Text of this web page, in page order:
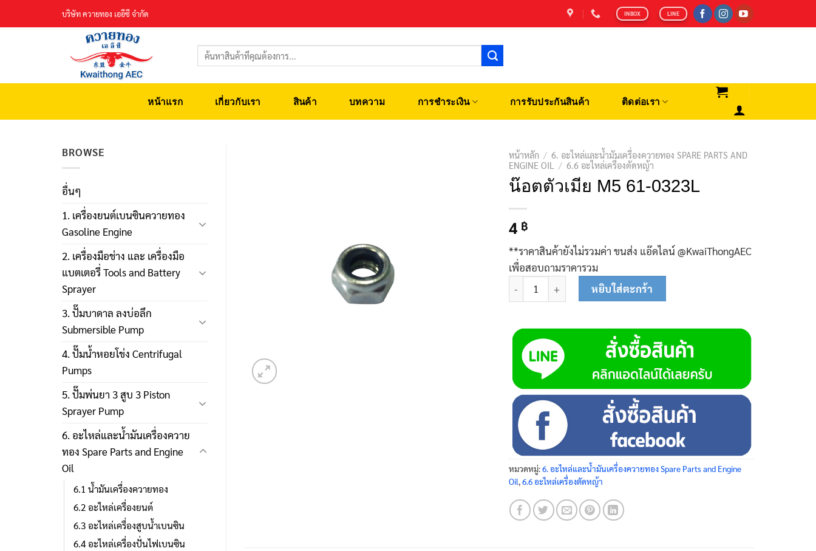
บริษัท ควายทอง เออีซี จำกัด INBOX LINE
ค้นหา:
หน้าแรก เกี่ยวกับเรา สินค้า บทความ การชำระเงิน การรับประกันสินค้า ติดต่อเรา
BROWSE
อื่นๆ
1. เครื่องยนต์เบนซินควายทอง
Gasoline Engine
2. เครื่องมือช่าง และ เครื่องมือ
แบตเตอรี่ Tools and Battery
Sprayer
3. ปั๊มบาดาล ลงบ่อลึก
Submersible Pump
4. ปั๊มน้ำหอยโข่ง Centrifugal
Pumps
5. ปั๊มพ่นยา 3 สูบ 3 Piston
Sprayer Pump
6. อะไหล่และน้ำมันเครื่องควาย
ทอง Spare Parts and Engine
Oil
6.1 น้ำมันเครื่องควายทอง
6.2 อะไหล่เครื่องยนต์
6.3 อะไหล่เครื่องสูบน้ำเบนซิน
6.4 อะไหล่เครื่องปั่นไฟเบนซิน
หน้าหลัก / 6. อะไหล่และน้ำมันเครื่องควายทอง SPARE PARTS AND
ENGINE OIL
/ 6.6 อะไหล่เครื่องตัดหญ้า
น๊อตตัวเมีย M5 61-0323L
4 ฿
**ราคาสินค้ายังไม่รวมค่า ขนส่ง แอ๊ดไลน์ @KwaiThongAEC
เพื่อสอบถามราคารวม
จำนวน น๊อตตัวเมีย M5 61-0323L ชิ้น
หยิบใส่ตะกร้า
หมวดหมู่:6. อะไหล่และน้ำมันเครื่องควายทอง Spare Parts and Engine
Oil,6.6 อะไหล่เครื่องตัดหญ้า